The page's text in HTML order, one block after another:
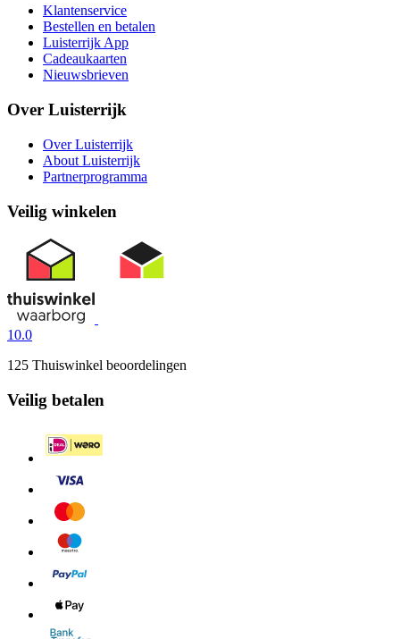
Klantenservice
Bestellen en betalen
Luisterrijk App
Cadeaukaarten
Nieuwsbrieven
Over Luisterrijk
Over Luisterrijk
About Luisterrijk
Partnerprogramma
Veilig winkelen
10.0
125 Thuiswinkel beoordelingen
Veilig betalen